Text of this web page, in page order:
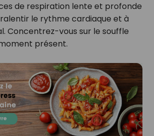
de respiration lente et profonde
le rythme cardiaque et à
Concentrez-vous sur le souffle
présent.